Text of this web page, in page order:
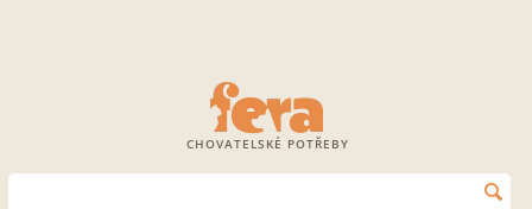
CHOVATELSKÉ POTŘEBY